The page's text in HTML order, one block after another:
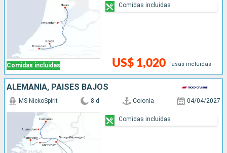
Comidas incluidas US$ 1,020 Tasas incluidas
Comidas incluidas
ALEMANIA, PAISES BAJOS
MS NickoSpirit 8 d Colonia 04/04/2027
Comidas incluidas